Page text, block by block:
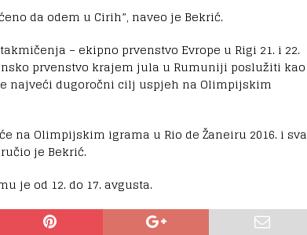
da odem u Cirih”, naveo je Bekrić.
– ekipno prvenstvo Evrope u Rigi 21. i 22.
prvenstvo krajem jula u Rumuniji poslužiti kao
najveći dugoročni cilj uspjeh na Olimpijskim
na Olimpijskim igrama u Rio de Žaneiru 2016. i sva
je Bekrić.
je od 12. do 17. avgusta.